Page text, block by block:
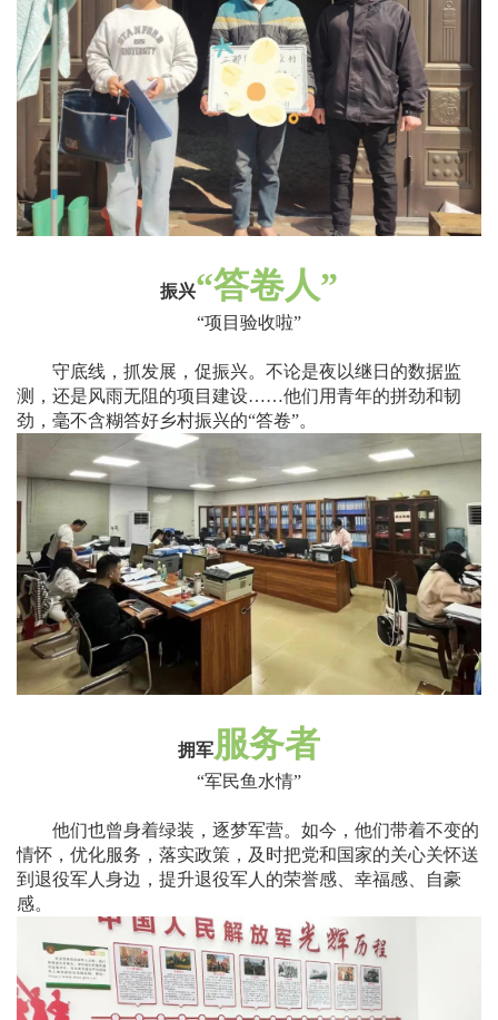
振兴“答卷人”
“项目验收啦”
守底线，抓发展，促振兴。不论是夜以继日的数据监
测，还是风雨无阻的项目建设……他们用青年的拼劲和韧
劲，毫不含糊答好乡村振兴的“答卷”。
拥军服务者
“军民鱼水情”
他们也曾身着绿装，逐梦军营。如今，他们带着不变的
情怀，优化服务，落实政策，及时把党和国家的关心关怀送
到退役军人身边，提升退役军人的荣誉感、幸福感、自豪
感。